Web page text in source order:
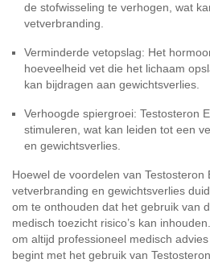
de stofwisseling te verhogen, wat
vetverbranding.
Verminderde vetopslag: Het
hoeveelheid vet die het lichaam
kan bijdragen aan gewichtsverlies.
Verhoogde spiergroei: Testosteron
stimuleren, wat kan leiden tot een
en gewichtsverlies.
Hoewel de voordelen van Testosteron
vetverbranding en gewichtsverlies
om te onthouden dat het gebruik van
medisch toezicht risico’s kan
om altijd professioneel medisch
begint met het gebruik van